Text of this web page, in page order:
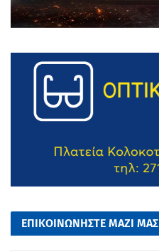
ΕΠΙΚΟΙΝΩΝΗΣΤΕ ΜΑΖΙ ΜΑΣ